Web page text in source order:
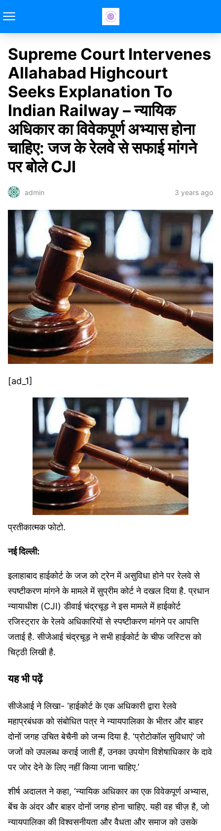
Supreme Court Intervenes
Allahabad Highcourt
Seeks Explanation To
Indian Railway – न्यायिक
अधिकार का विवेकपूर्ण अभ्यास होना
चाहिए: जज के रेलवे से सफाई मांगने
पर बोले CJI
admin 3 years ago
[ad_1]
प्रतीकात्मक फोटो.
नई दिल्ली:
इलाहाबाद हाईकोर्ट के जज को ट्रेन में असुविधा होने पर रेलवे से
स्पष्टीकरण मांगने के मामले में सुप्रीम कोर्ट ने दखल दिया है. प्रधान
न्यायाधीश (CJI) डीवाई चंद्रचूड़ ने इस मामले में हाईकोर्ट
रजिस्ट्रार के रेलवे अधिकारियों से स्पष्टीकरण मांगने पर आपत्ति
जताई है. सीजेआई चंद्रचूड़ ने सभी हाईकोर्ट के चीफ जस्टिस को
चिट्ठी लिखी है.
यह भी पढ़ें
सीजेआई ने लिखा- ‘हाईकोर्ट के एक अधिकारी द्वारा रेलवे
महाप्रबंधक को संबोधित पत्र ने न्यायपालिका के भीतर और बाहर
दोनों जगह उचित बेचैनी को जन्म दिया है. ‘प्रोटोकॉल सुविधाएं’ जो
जजों को उपलब्ध कराई जाती हैं, उनका उपयोग विशेषाधिकार के दावे
पर जोर देने के लिए नहीं किया जाना चाहिए.’
शीर्ष अदालत ने कहा, ‘न्यायिक अधिकार का एक विवेकपूर्ण अभ्यास,
बेंच के अंदर और बाहर दोनों जगह होना चाहिए. यही वह चीज़ है, जो
न्यायपालिका की विश्वसनीयता और वैधता और समाज को उसके